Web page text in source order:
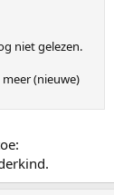
niet gelezen.
(nieuwe)